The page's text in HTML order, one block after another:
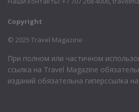
Copyright
© 2025·Travel Magazine
При полном или частичном
ссылка на Travel Magazine
изданий обязательна гиперссылка